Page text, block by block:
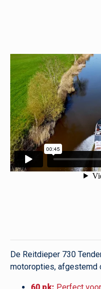
De Reitdieper 730
motoropties, afgestemd